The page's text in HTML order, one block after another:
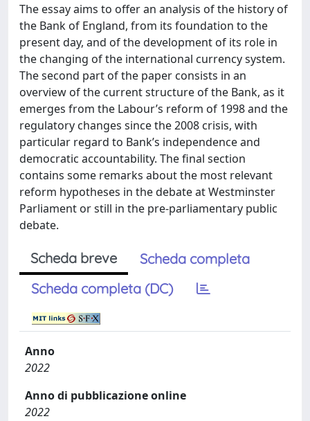
The essay aims to offer an analysis of the history of
the Bank of England, from its foundation to the
present day, and of the development of its role in
the changing of the international currency system.
The second part of the paper consists in an
overview of the current structure of the Bank, as it
emerges from the Labour’s reform of 1998 and the
regulatory changes since the 2008 crisis, with
particular regard to Bank’s independence and
democratic accountability. The final section
contains some remarks about the most relevant
reform hypotheses in the debate at Westminster
Parliament or still in the pre-parliamentary public
debate.
Scheda breve
Scheda completa
Scheda completa (DC)
Anno
2022
Anno di pubblicazione online
2022